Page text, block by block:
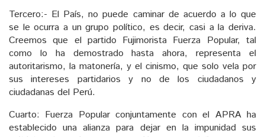
Tercero:- El País, no puede caminar de acuerdo a lo que
se le ocurra a un grupo político, es decir, casi a la deriva.
Creemos que el partido Fujimorista Fuerza Popular, tal
como lo ha demostrado hasta ahora, representa el
autoritarismo, la matonería, y el cinismo, que solo vela por
sus intereses partidarios y no de los ciudadanos y
ciudadanas del Perú.
Cuarto: Fuerza Popular conjuntamente con el APRA ha
establecido una alianza para dejar en la impunidad sus